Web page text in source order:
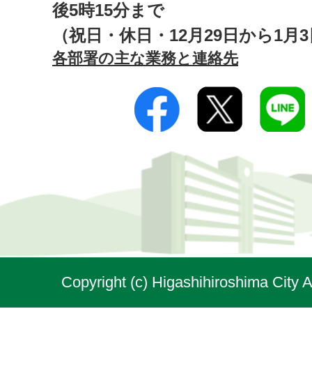
後5時15分まで
（祝日・休日・12月29日から1月
各部署の主な業務と連絡先
Copyright (c) Higashihiroshima City